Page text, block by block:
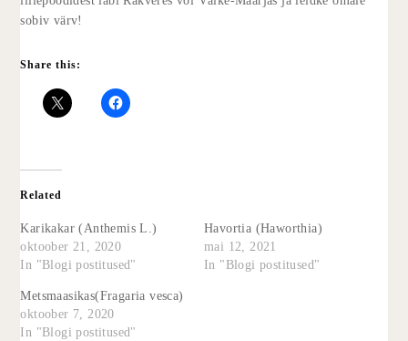
sobiv värv!
Share this:
Related
Karikakar (Anthemis L.)
oktoober 21, 2020
In "Blogi postitused"
Havortia (Haworthia)
mai 12, 2021
In "Blogi postitused"
Metsmaasikas(Fragaria vesca)
oktoober 7, 2020
In "Blogi postitused"